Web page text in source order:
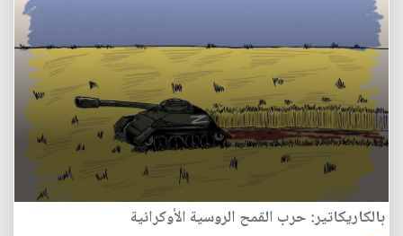
بالكاريكاتير: حرب القمح الروسية الأوكرانية